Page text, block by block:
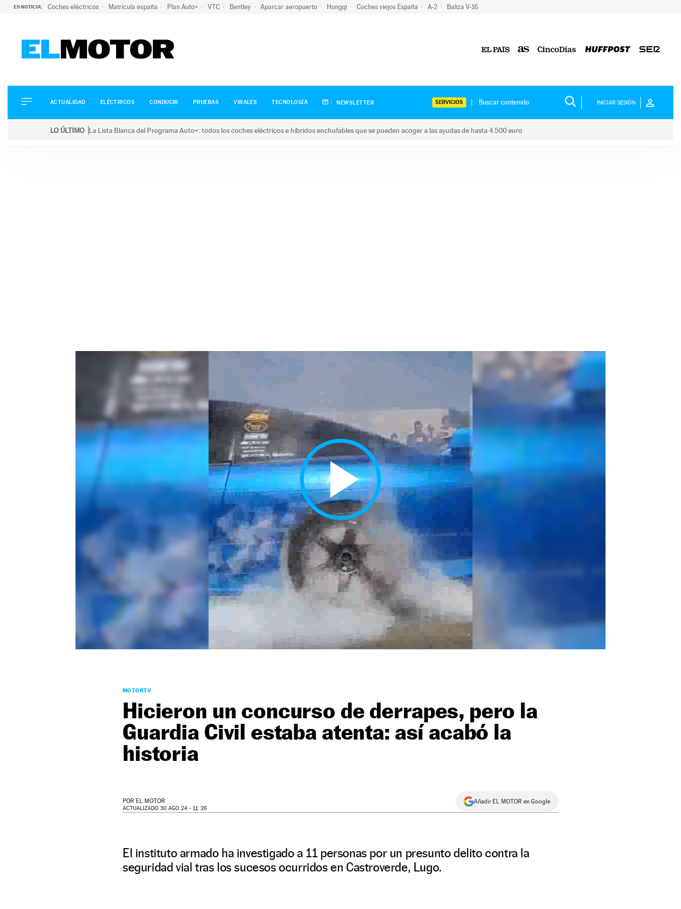
ES NOTICIA: Coches eléctricos Matrícula españa Plan Auto+ VTC Bentley Aparcar aeropuerto Hongqi Coches viejos España A-2 Baliza V-16
ELÉCTRICOS
CONDUCIR
ACTUALIDAD ELÉCTRICOS CONDUCIR PRUEBAS VIRALES TECNOLOGÍA NEWSLETTER SERVICIOS INICIAR SESIÓN
LO ÚLTIMO La Lista Blanca del Programa Auto+: todos los coches eléctricos e híbridos enchufables que se pueden acoger a las ayudas de hasta 4.500 euro
MOTORTV
Hicieron un concurso de derrapes, pero la
Guardia Civil estaba atenta: así acabó la
historia
POR EL MOTOR
ACTUALIZADO 30 AGO 24 - 11: 26
Añadir EL MOTOR en Google
El instituto armado ha investigado a 11 personas por un presunto delito contra la
seguridad vial tras los sucesos ocurridos en Castroverde, Lugo.